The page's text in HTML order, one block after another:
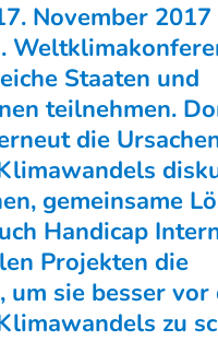
November
Staaten und
teilnehmen.
die
gemeinsame
Handicap
Projekten die
um sie besser vor
zu